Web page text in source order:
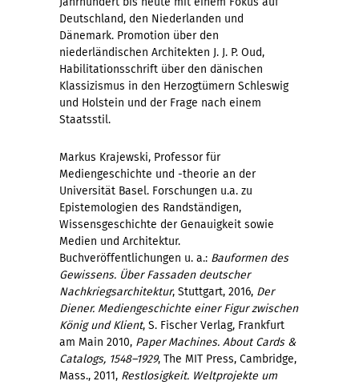
Deutschland, den Niederlanden und
Dänemark. Promotion über den
niederländischen Architekten J. J. P. Oud,
Habilitationsschrift über den dänischen
Klassizismus in den Herzogtümern Schleswig
und Holstein und der Frage nach einem
Staatsstil.
Markus Krajewski, Professor für
Mediengeschichte und -theorie an der
Universität Basel. Forschungen u.a. zu
Epistemologien des Randständigen,
Wissensgeschichte der Genauigkeit sowie
Medien und Architektur.
Buchveröffentlichungen u. a.: Bauformen des
Gewissens. Über Fassaden deutscher
Nachkriegsarchitektur, Stuttgart, 2016, Der
Diener. Mediengeschichte einer Figur zwischen
König und Klient, S. Fischer Verlag, Frankfurt
am Main 2010, Paper Machines. About Cards &
Catalogs, 1548–1929, The MIT Press, Cambridge,
Mass., 2011, Restlosigkeit. Weltprojekte um